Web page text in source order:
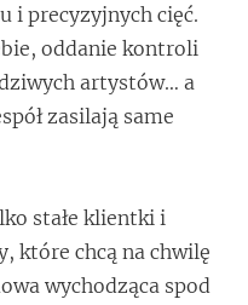
i precyzyjnych cięć.
oddanie kontroli
artystów… a
zasilają same
stałe klientki i
które chcą na chwilę
wychodząca spod